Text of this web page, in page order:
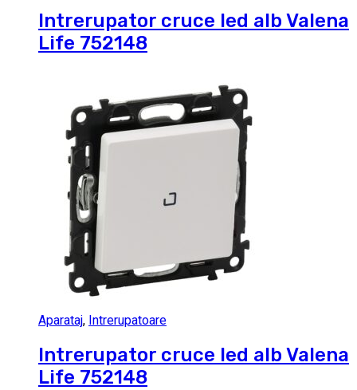
Intrerupator cruce led alb Valena
Life 752148
Aparataj, Intrerupatoare
Intrerupator cruce led alb Valena
Life 752148